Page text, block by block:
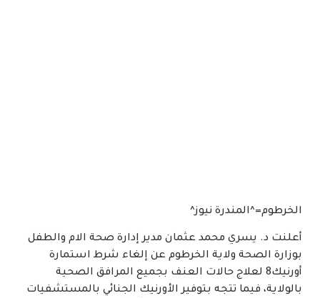
الخرطوم=^المندرة نيوز^
أعلنت د. يسري محمد عثمان مدير إدارة صحة الام والطفل
بوزارة الصحة ولاية الخرطوم عن إلغاء شرط استمارة
أورنيك8 لعلاج حالات العنف بجميع المرافق الصحية
بالولاية، فيما تتجه بتوفير الأورنيك الجنائي بالمستشفيات